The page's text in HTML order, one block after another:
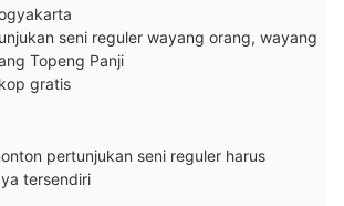
seni reguler wayang orang, wayang
Topeng Panji
gratis
pertunjukan seni reguler harus
tersendiri